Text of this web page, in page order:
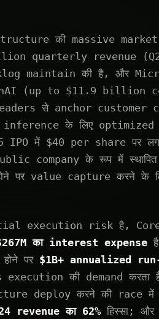
की massive market
quarterly revenue
maintain की है, और
(up to $11.9 billion
से anchor customer
के लिए optimized
IPO में $40 per share पर
company के रूप में स्थापित
पर value capture करने के
execution risk है,
का interest expense
पर $1B+ annualized
की demand करता है
deploy करने की race में
revenue का 62% हिस्सा;